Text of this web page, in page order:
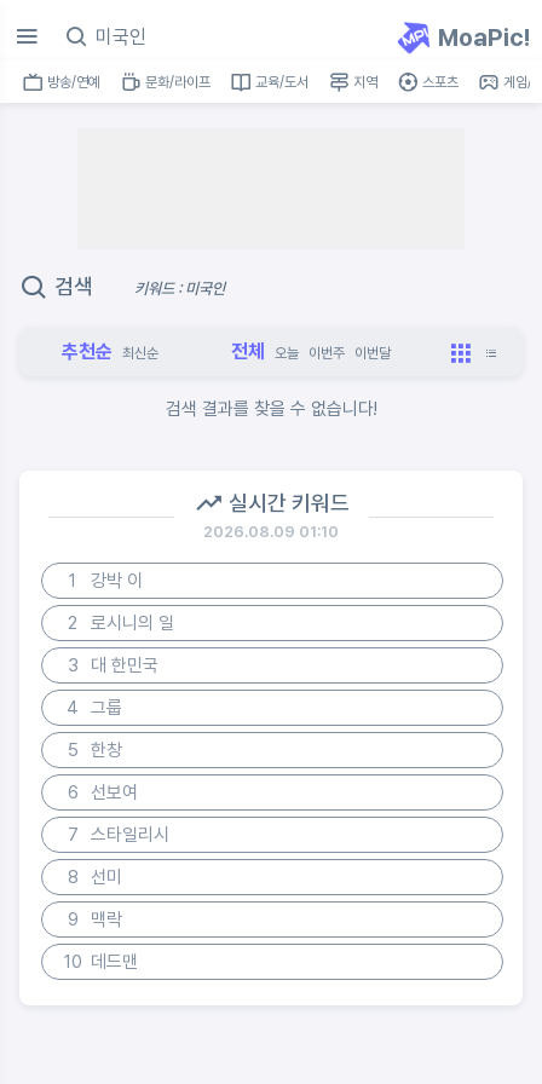
MoaPic!
방송/연예 문화/라이프 교육/도서 지역 스포츠 게임/
검색 키워드 : 미국인
추천순 최신순 전체 오늘 이번주 이번달
검색 결과를 찾을 수 없습니다!
실시간 키워드
2026.08.09 01:10
1
강박 이
2
로시니의 일
3
대 한민국
4
그룹
5
한창
6
선보여
7
스타일리시
8
선미
9
맥락
10 데드맨